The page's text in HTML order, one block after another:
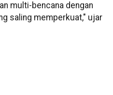
multi-bencana dengan
saling memperkuat," ujar